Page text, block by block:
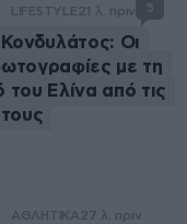
LIFESTYLE21 λ. πριν 5
Κονδυλάτος: Οι
με τη
Ελίνα από τις
ΑΘΛΗΤΙΚΑ27 λ. πριν